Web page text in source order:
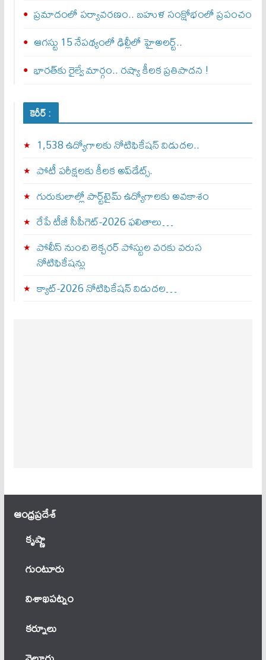
ప్రమాదంలో పర్యావరణం.. బహుళ సంక్షోభంలో ప్రపంచం
ఆగస్టు 15 నేపథ్యంలో ఢిల్లీలో హైఅలర్ట్..
భారత్‌కు రైల్వే మార్గం.. రష్యా కీలక ప్రతిపాదన !
కెరీర్ :
1,538 ఉద్యోగాలకు నోటిఫికేషన్ విడుదల..
పోటీ పరీక్షలకు కీలక అప్‌డేట్స్.
గురుకులాల్లో పార్ట్‌టైమ్ ఉద్యోగాలకు అవకాశం
రేపే టీజీ సీపీగెట్‌-2026 ఫలితాలు…
పోలీస్ నుంచి లెక్చరర్ పోస్టుల వరకు వరుస
నోటిఫికేషన్లు
క్యాట్-2026 నోటిఫికేషన్ విడుదల…
ఆంధ్ర‌ప్ర‌దేశ్
కృష్ణా
గుంటూరు
విశాఖపట్నం
కర్నూలు